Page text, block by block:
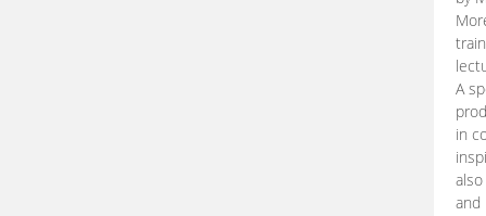
A
in
and